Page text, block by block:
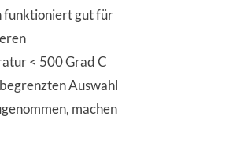
funktioniert gut für
< 500 Grad C
Auswahl
machen